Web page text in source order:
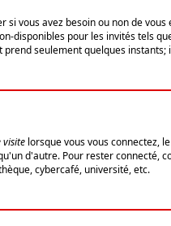
vous avez besoin ou non de
disponibles pour les invités tels
seulement quelques
visite lorsque vous vous connectez,
d'autre. Pour rester connecté,
cybercafé, université, etc.